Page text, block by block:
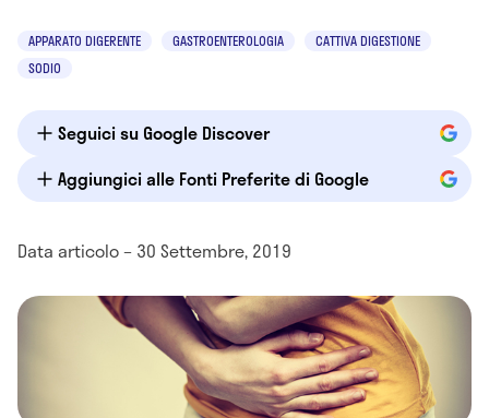
APPARATO DIGERENTE GASTROENTEROLOGIA
CATTIVA DIGESTIONE
SODIO
Seguici su Google Discover
Aggiungici alle Fonti Preferite di Google
Data articolo – 30 Settembre, 2019